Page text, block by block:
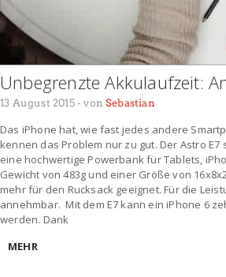
Unbegrenzte Akkulaufzeit:
13 August 2015- vonSebastian
Das iPhone hat, wie fast jedes andere
kennen das Problem nur zu gut. Der Astro E7
eine hochwertige Powerbank für Tablets,
Gewicht von 483g und einer Größe von
mehr für den Rucksack geeignet. Für die
annehmbar. Mit dem E7 kann ein iPhone 6
werden. Dank
MEHR